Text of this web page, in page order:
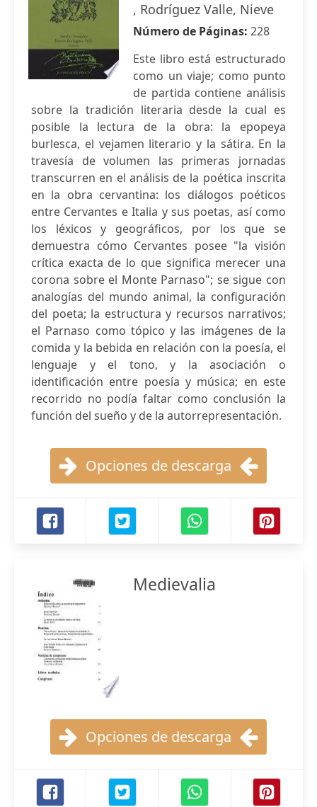
, Rodríguez Valle, Nieve
Número de Páginas: 228
Este libro está estructurado
como un viaje; como punto
de partida contiene análisis
sobre la tradición literaria desde la cual es
posible la lectura de la obra: la epopeya
burlesca, el vejamen literario y la sátira. En la
travesía de volumen las primeras jornadas
transcurren en el análisis de la poética inscrita
en la obra cervantina: los diálogos poéticos
entre Cervantes e Italia y sus poetas, así como
los léxicos y geográficos, por los que se
demuestra cómo Cervantes posee "la visión
crítica exacta de lo que significa merecer una
corona sobre el Monte Parnaso"; se sigue con
analogías del mundo animal, la configuración
del poeta; la estructura y recursos narrativos;
el Parnaso como tópico y las imágenes de la
comida y la bebida en relación con la poesía, el
lenguaje y el tono, y la asociación o
identificación entre poesía y música; en este
recorrido no podía faltar como conclusión la
función del sueño y de la autorrepresentación.
Opciones de descarga
Medievalia
Opciones de descarga